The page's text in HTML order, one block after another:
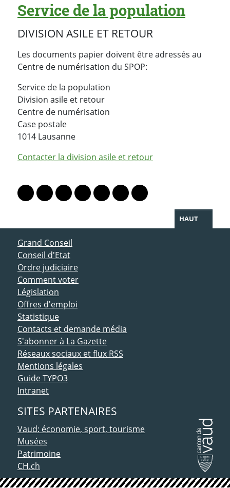
Service de la population
DIVISION ASILE ET RETOUR
Les documents papier doivent être adressés au
Centre de numérisation du SPOP:
Service de la population
Division asile et retour
Centre de numérisation
Case postale
1014 Lausanne
Contacter la division asile et retour
Lien vers le profil Mastodon
Lien vers le profil Bluesky
Lien vers le profil Instagram
Lien vers le profil Linkedin
Lien vers le profil Facebook
Lien vers le profil Twitter
Partager par WhatsApp
HAUT
ACCÈS DIRECT
Grand Conseil
Conseil d'Etat
Ordre judiciaire
Comment voter
Législation
Offres d'emploi
Statistique
Contacts et demande média
S'abonner à La Gazette
Réseaux sociaux et flux RSS
Mentions légales
Guide TYPO3
Intranet
SITES PARTENAIRES
Vaud: économie, sport, tourisme
Musées
Patrimoine
CH.ch